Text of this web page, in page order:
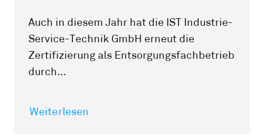
Auch in diesem Jahr hat die IST Industrie-
Service-Technik GmbH erneut die
Zertifizierung als Entsorgungsfachbetrieb
durch...
Weiterlesen